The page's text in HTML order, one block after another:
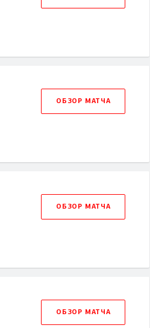
ОБЗОР МАТЧА
ОБЗОР МАТЧА
ОБЗОР МАТЧА